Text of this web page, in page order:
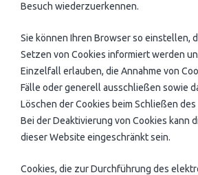
Besuch wiederzuerkennen.
Sie können Ihren Browser so einstellen,
Setzen von Cookies informiert werden
Einzelfall erlauben, die Annahme von
Fälle oder generell ausschließen sowie
Löschen der Cookies beim Schließen
Bei der Deaktivierung von Cookies kann
dieser Website eingeschränkt sein.
Cookies, die zur Durchführung des